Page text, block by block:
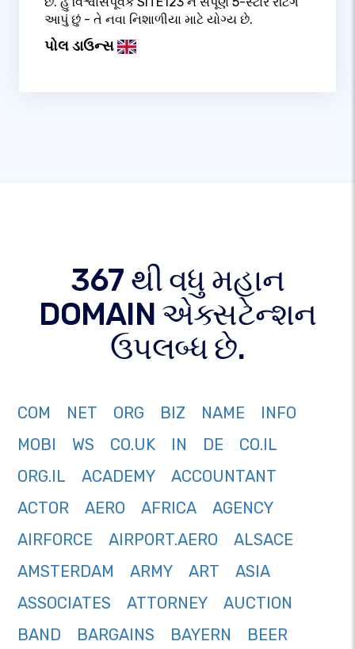
આપું છું - તે નવા નિશાળીયા માટે યોગ્ય છે.
પોલ ડાઉન્સ
367 થી વધુ મહાન
DOMAIN એક્સટેન્શન
ઉપલબ્ધ છે.
COM NET ORG BIZ NAME
INFO
MOBI
WS CO.UK IN DE
CO.IL
ORG.IL
ACADEMY
ACCOUNTANT
ACTOR
AERO AFRICA
AGENCY
AIRFORCE
AIRPORT.AERO
ALSACE
AMSTERDAM
ARMY ART
ASIA
ASSOCIATES
ATTORNEY
AUCTION
BAND
BARGAINS BAYERN
BEER